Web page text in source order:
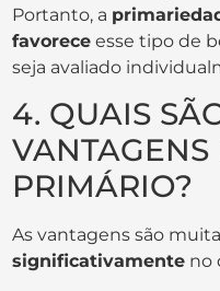
Portanto, a
favorece esse tipo de
seja avaliado
4. QUAIS
VANTAGENS
PRIMÁRIO?
As vantagens são
significativamente no